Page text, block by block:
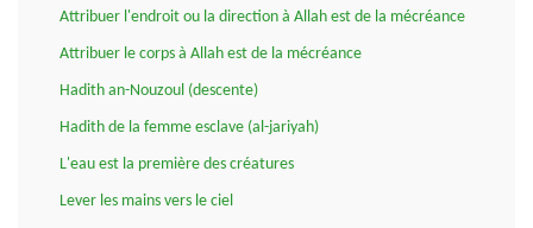
Attribuer l'endroit ou la direction à Allah est de la mécréance
Attribuer le corps à Allah est de la mécréance
Hadith an-Nouzoul (descente)
Hadith de la femme esclave (al-jariyah)
L'eau est la première des créatures
Lever les mains vers le ciel